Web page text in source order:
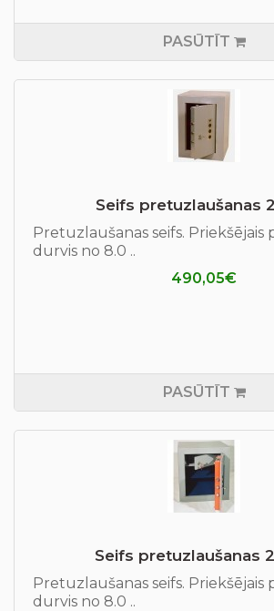
PASŪTĪT
Seifs pretuzlaušanas
Pretuzlaušanas seifs. Priekšējais
durvis no 8.0 ..
490,05€
PASŪTĪT
Seifs pretuzlaušanas
Pretuzlaušanas seifs. Priekšējais
durvis no 8.0 ..